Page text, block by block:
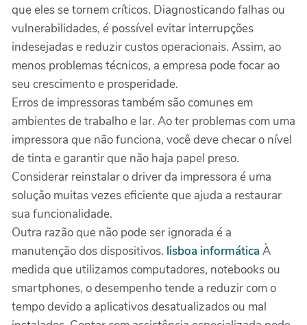
que eles se tornem críticos. Diagnosticando falhas ou
vulnerabilidades, é possível evitar interrupções
indesejadas e reduzir custos operacionais. Assim, ao
menos problemas técnicos, a empresa pode focar ao
seu crescimento e prosperidade.
Erros de impressoras também são comunes em
ambientes de trabalho e lar. Ao ter problemas com uma
impressora que não funciona, você deve checar o nível
de tinta e garantir que não haja papel preso.
Considerar reinstalar o driver da impressora é uma
solução muitas vezes eficiente que ajuda a restaurar
sua funcionalidade.
Outra razão que não pode ser ignorada é a
manutenção dos dispositivos. lisboa informática À
medida que utilizamos computadores, notebooks ou
smartphones, o desempenho tende a reduzir com o
tempo devido a aplicativos desatualizados ou mal